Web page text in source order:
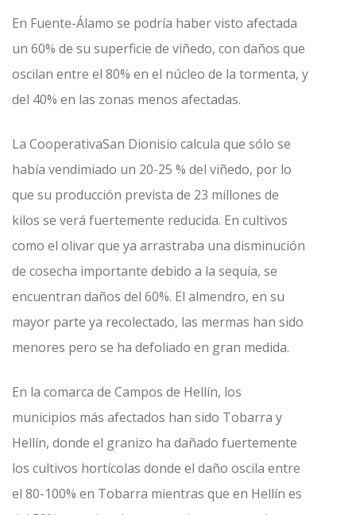
En Fuente-Álamo se podría haber visto afectada
un 60% de su superficie de viñedo, con daños que
oscilan entre el 80% en el núcleo de la tormenta, y
del 40% en las zonas menos afectadas.
La CooperativaSan Dionisio calcula que sólo se
había vendimiado un 20-25 % del viñedo, por lo
que su producción prevista de 23 millones de
kilos se verá fuertemente reducida. En cultivos
como el olivar que ya arrastraba una disminución
de cosecha importante debido a la sequía, se
encuentran daños del 60%. El almendro, en su
mayor parte ya recolectado, las mermas han sido
menores pero se ha defoliado en gran medida.
En la comarca de Campos de Hellín, los
municipios más afectados han sido Tobarra y
Hellín, donde el granizo ha dañado fuertemente
los cultivos hortícolas donde el daño oscila entre
el 80-100% en Tobarra mientras que en Hellín es